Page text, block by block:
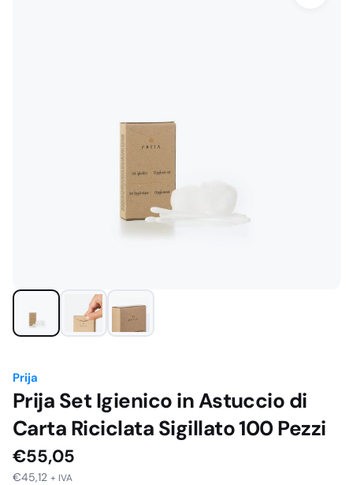
Prija
Prija Set Igienico in Astuccio di
Carta Riciclata Sigillato 100 Pezzi
€55,05
€45,12 + IVA